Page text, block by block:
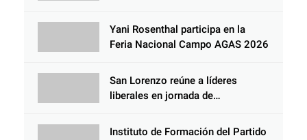
peso de la ley al responsable de
Choloma es consolidar un Estado
que protege al verdugo y
Yani Rosenthal participa en la
Feria Nacional Campo AGAS 2026
San Lorenzo reúne a líderes
liberales en jornada de
Instituto de Formación del Partido